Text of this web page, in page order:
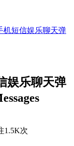
机短信娱乐聊天弹
娱乐聊天弹
1.5K次